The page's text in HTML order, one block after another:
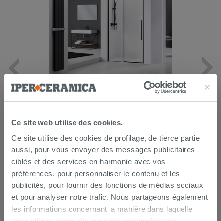
Ce site web utilise des cookies.
Ce site utilise des cookies de profilage, de tierce partie
aussi, pour vous envoyer des messages publicitaires
ciblés et des services en harmonie avec vos
préférences, pour personnaliser le contenu et les
publicités, pour fournir des fonctions de médias sociaux
et pour analyser notre trafic. Nous partageons également
les informations concernant la manière dans laquelle
Porte de douche coulissante Feng
Shui 140 cm h200 Ext 137,5/138,5
verre transparent 6 mm noir mat
AJOUTER AU PANIER